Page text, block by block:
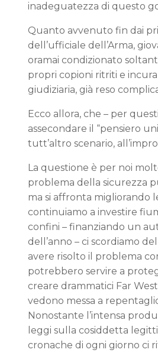
inadeguatezza di questo
Quanto avvenuto fin dai
dell’ufficiale dell’Arma,
oramai condizionato
propri copioni ritriti e
giudiziaria, già reso
Ecco allora, che – per
assecondare il “pensiero
tutt’altro scenario,
La questione è per noi
problema della sicurezza
ma si affronta migliorando
continuiamo a investire
confini – finanziando un
dell’anno – ci scordiamo
avere risolto il problema
potrebbero servire a
creare drammatici Far
vedono messa a
Nonostante l’intensa
leggi sulla cosiddetta
cronache di ogni giorno ci